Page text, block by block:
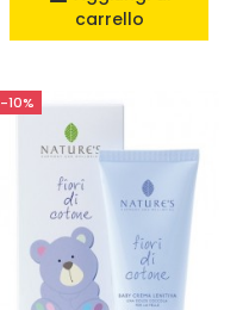
carrello
-10%